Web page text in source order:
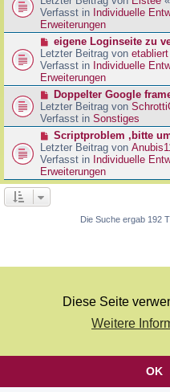
Diese Seite
Weitere
OK
g
e
i
t
a
g
u
e
r
B
e
i
t
a
g
Verfasst in Individuelle
Erweiterungen
N
e
u
e
r
B
e
i
r
a
g
eigene Loginseite zu
Letzter Beitrag von etabliert
Verfasst in Individuelle
Erweiterungen
N
e
u
e
r
B
e
i
t
r
Doppelter Google
Letzter Beitrag von
Verfasst in Sonstiges
N
e
u
e
r
e
g
Scriptproblem ,bitte
Letzter Beitrag von
Verfasst in Individuelle
Erweiterungen
Die Suche ergab 192
Deutsche